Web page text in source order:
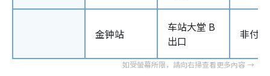
金钟站
车站大堂 B
出口
非付